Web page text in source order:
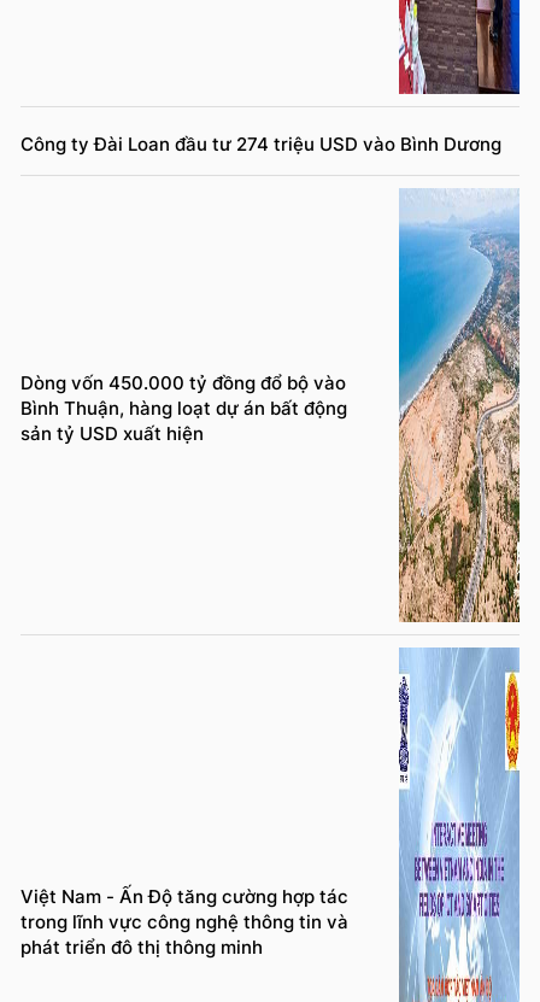
Công ty Đài Loan đầu tư 274 triệu USD vào Bình Dương
Dòng vốn 450.000 tỷ đồng đổ bộ vào
Bình Thuận, hàng loạt dự án bất động
sản tỷ USD xuất hiện
Việt Nam - Ấn Độ tăng cường hợp tác
trong lĩnh vực công nghệ thông tin và
phát triển đô thị thông minh